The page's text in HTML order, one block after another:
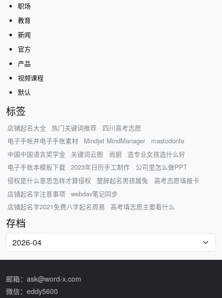
职场
教育
新闻
官方
产品
视频课程
默认
标签
店铺起名大全 热门关键词推荐
四川高考志愿
电子手帐井电子手账素材
Mindjet MindManager
mastodonte
中国中国语言奖学金
关键词云图 尚厨
选专业女孩选什么好
电子手账本模板下载
2023年日历手工制作
公司里怎么做PPT
侵权是什么意思怎样才算侵权
楚辞起名男孩属兔
高考志愿填报卡
店铺起名字注意事项
webdav笔记同步
店铺起名字2021免费八字起名周易
高考填志愿主要看什么
存档
邮箱：ask@word-x.com
微信：eddy5600